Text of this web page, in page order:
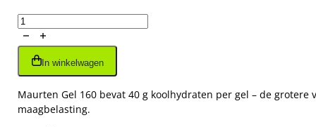
Maurten
Gel
160
aantalIn winkelwagen
Maurten Gel 160 bevat 40 g koolhydraten per gel – de
maagbelasting.